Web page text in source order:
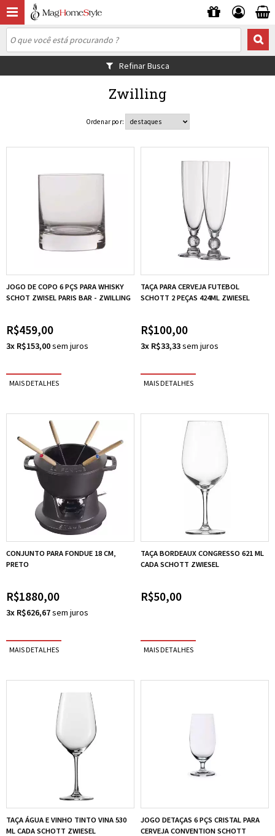
Refinar Busca
Zwilling
Ordenar por:
JOGO DE COPO 6 PÇS PARA WHISKY
SCHOT ZWISEL PARIS BAR - ZWILLING
R$459,00
3x R$153,00
TAÇA PARA CERVEJA FUTEBOL
SCHOTT 2 PEÇAS 424ML ZWIESEL
R$100,00
3x R$33,33
CONJUNTO PARA FONDUE 18 CM,
PRETO
R$1880,00
3x R$626,67
TAÇA BORDEAUX CONGRESSO 621 ML
CADA SCHOTT ZWIESEL
R$50,00
TAÇA ÁGUA E VINHO TINTO VINA 530
ML CADA SCHOTT ZWIESEL
JOGO DETAÇAS 6 PÇS CRISTAL PARA
CERVEJA CONVENTION SCHOTT